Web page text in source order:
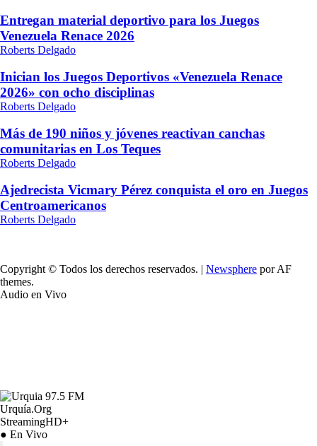
Entregan material deportivo para los Juegos
Venezuela Renace 2026
Roberts Delgado
Inician los Juegos Deportivos «Venezuela Renace
2026» con ocho disciplinas
Roberts Delgado
Más de 190 niños y jóvenes reactivan canchas
comunitarias en Los Teques
Roberts Delgado
Ajedrecista Vicmary Pérez conquista el oro en Juegos
Centroamericanos
Roberts Delgado
Copyright © Todos los derechos reservados. | Newsphere por AF
themes.
Audio en Vivo
Urquía.Org
StreamingHD+
● En Vivo